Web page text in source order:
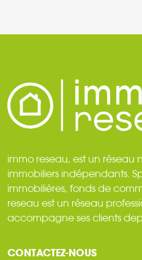
immo reseau, est un réseau
immobiliers indépendants.
immobilières, fonds de
reseau est un réseau
accompagne ses clients
CONTACTEZ-NOUS